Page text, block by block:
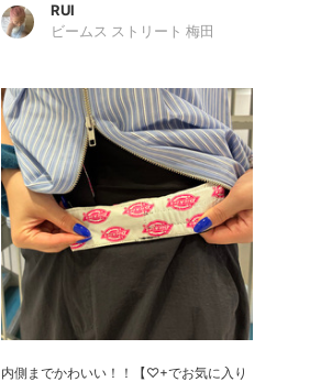
RUI
ビームス ストリート 梅田
内側までかわいい！！【♡+でお気に入り